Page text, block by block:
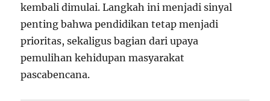
kembali dimulai. Langkah ini menjadi sinyal
penting bahwa pendidikan tetap menjadi
prioritas, sekaligus bagian dari upaya
pemulihan kehidupan masyarakat
pascabencana.